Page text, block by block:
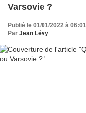
Varsovie ?
Publié le 01/01/2022 à 06:01
Par Jean Lévy